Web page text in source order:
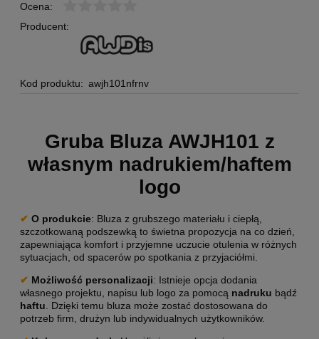
Ocena:
Producent:
Kod produktu: awjh101nfrnv
Gruba Bluza AWJH101 z
własnym nadrukiem/haftem
logo
✔ O produkcie: Bluza z grubszego materiału i ciepłą,
szczotkowaną podszewką to świetna propozycja na co dzień,
zapewniająca komfort i przyjemne uczucie otulenia w różnych
sytuacjach, od spacerów po spotkania z przyjaciółmi.
✔ Możliwość personalizacji: Istnieje opcja dodania
własnego projektu, napisu lub logo za pomocą nadruku bądź
haftu . Dzięki temu bluza może zostać dostosowana do
potrzeb firm, drużyn lub indywidualnych użytkowników.